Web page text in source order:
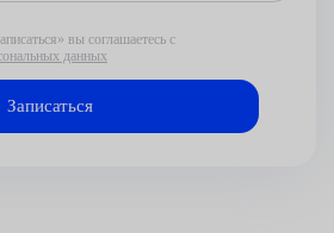
вы соглашаетесь с
данных